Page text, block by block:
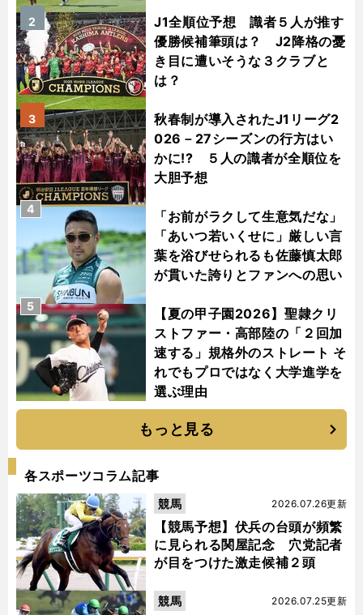
J1全順位予想 識者５人が推す
優勝候補筆頭は？ J2降格の憂
き目に遭いそうな３クラブと
は？
2
秋春制が導入されたJ1リーグ2
026－27シーズンの行方はい
かに!? ５人の識者が全順位を
大胆予想
3
「お前がラクして生意気だな」
「あいつ若いくせに」厳しい言
葉を浴びせられるも佐藤慎太郎
が貫いた誇りとファンへの思い
4
【夏の甲子園2026】聖隷クリ
ストファー・高部陸の「２回加
速する」規格外のストレート そ
れでもプロではなく大学進学を
選ぶ理由
5
もっと見る
各スポーツコラム記事
【競馬予想】伏兵の台頭が頻繁
に見られる関屋記念 穴党記者
が目をつけた激走候補２頭
2026.07.26更新
競馬
2026.07.25更新
競馬